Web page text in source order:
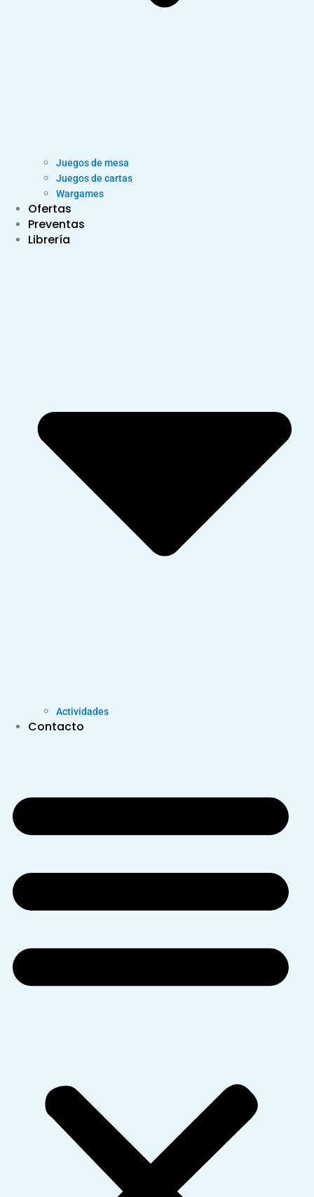
Juegos de mesa
Juegos de cartas
Wargames
Ofertas
Preventas
Librería
Actividades
Contacto